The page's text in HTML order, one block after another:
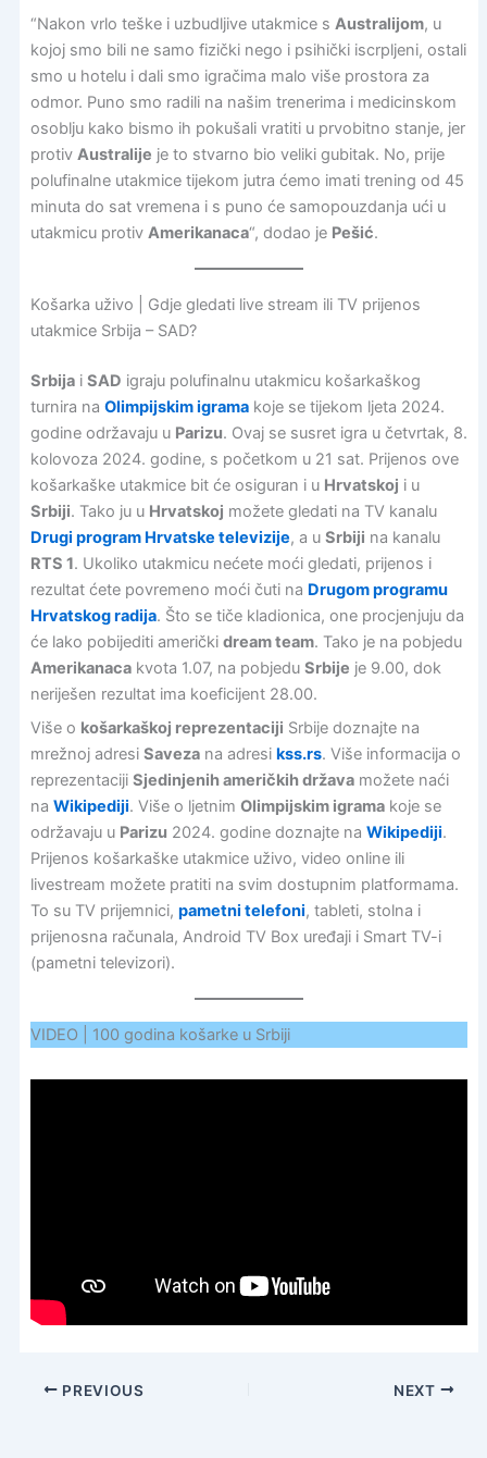
“Nakon vrlo teške i uzbudljive utakmice s Australijom, u
kojoj smo bili ne samo fizički nego i psihički iscrpljeni, ostali
smo u hotelu i dali smo igračima malo više prostora za
odmor. Puno smo radili na našim trenerima i medicinskom
osoblju kako bismo ih pokušali vratiti u prvobitno stanje, jer
protiv Australije je to stvarno bio veliki gubitak. No, prije
polufinalne utakmice tijekom jutra ćemo imati trening od 45
minuta do sat vremena i s puno će samopouzdanja ući u
utakmicu protiv Amerikanaca“, dodao je Pešić.
Košarka uživo | Gdje gledati live stream ili TV prijenos
utakmice Srbija – SAD?
Srbijai SAD igraju polufinalnu utakmicu košarkaškog
turnira na Olimpijskim igramakoje se tijekom ljeta 2024.
godine održavaju u Parizu. Ovaj se susret igra u četvrtak, 8.
kolovoza 2024. godine, s početkom u 21 sat. Prijenos ove
košarkaške utakmice bit će osiguran i u Hrvatskoj i u
Srbiji. Tako ju u Hrvatskoj možete gledati na TV kanalu
Drugi program Hrvatske televizije, a u Srbiji na kanalu
RTS 1. Ukoliko utakmicu nećete moći gledati, prijenos i
rezultat ćete povremeno moći čuti na Drugom programu
Hrvatskog radija. Što se tiče kladionica, one procjenjuju da
će lako pobijediti američki dream team. Tako je na pobjedu
Amerikanacakvota 1.07, na pobjedu Srbije je 9.00, dok
neriješen rezultat ima koeficijent 28.00.
Više o košarkaškoj reprezentaciji Srbije doznajte na
mrežnoj adresi Savezana adresi kss.rs. Više informacija o
reprezentaciji Sjedinjenih američkih državamožete naći
na Wikipediji. Više o ljetnim Olimpijskim igramakoje se
održavaju u Parizu 2024. godine doznajte na Wikipediji.
Prijenos košarkaške utakmice uživo, video online ili
livestream možete pratiti na svim dostupnim platformama.
To su TV prijemnici, pametni telefoni, tableti, stolna i
prijenosna računala, Android TV Box uređaji i Smart TV-i
(pametni televizori).
VIDEO | 100 godina košarke u Srbiji
PREVIOUS NEXT